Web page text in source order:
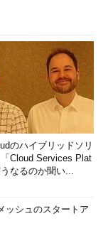
のハイブリッドソリ
Cloud Services Plat
なるのか聞い...
ッシュのスタートア